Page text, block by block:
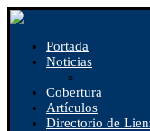
Portada
Noticias
Cobertura
Artículos
Directorio de